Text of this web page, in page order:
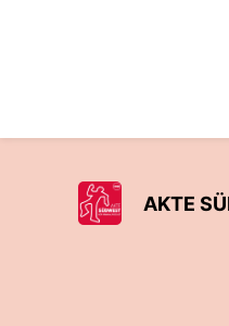
AKTE